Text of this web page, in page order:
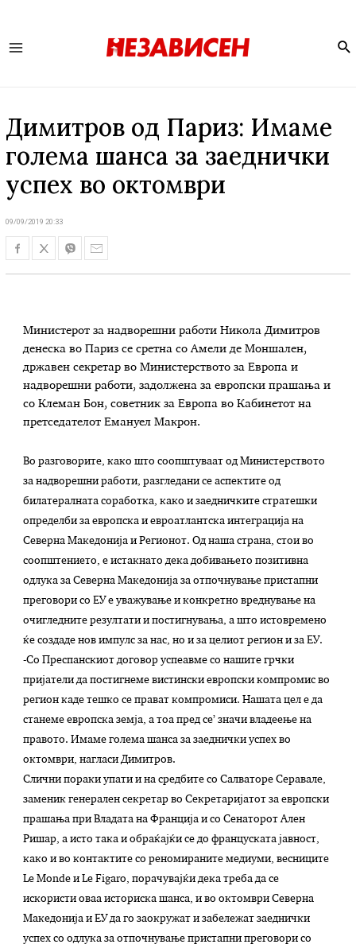
Димитров од Париз: Имаме
голема шанса за заеднички
успех во октомври
09/09/2019 20:33
Министерот за надворешни работи Никола Димитров
денеска во Париз се сретна со Амели де Моншален,
државен секретар во Министерството за Европа и
надворешни работи, задолжена за европски прашања и
со Клеман Бон, советник за Европа во Кабинетот на
претседателот Емануел Макрон.
Во разговорите, како што соопштуваат од Министерството
за надворешни работи, разгледани се аспектите од
билатералната соработка, како и заедничките стратешки
определби за европска и евроатлантска интеграција на
Северна Македонија и Регионот. Од наша страна, стои во
соопштението, е истакнато дека добивањето позитивна
одлука за Северна Македонија за отпочнување пристапни
преговори со ЕУ е уважување и конкретно вреднување на
очигледните резултати и постигнувања, а што истовремено
ќе создаде нов импулс за нас, но и за целиот регион и за ЕУ.
-Со Преспанскиот договор успеавме со нашите грчки
пријатели да постигнеме вистински европски компромис во
регион каде тешко се прават компромиси. Нашата цел е да
станеме европска земја, а тоа пред се’ значи владеење на
правото. Имаме голема шанса за заеднички успех во
октомври, нагласи Димитров.
Слични пораки упати и на средбите со Салваторе Серавале,
заменик генерален секретар во Секретаријатот за европски
прашања при Владата на Франција и со Сенаторот Ален
Ришар, а исто така и обраќајќи се до француската јавност,
како и во контактите со реномираните медиуми, весниците
Le Monde и Le Figaro, порачувајќи дека треба да се
искористи оваа историска шанса, и во октомври Северна
Македонија и ЕУ да го заокружат и забележат заеднички
успех со одлука за отпочнување пристапни преговори со